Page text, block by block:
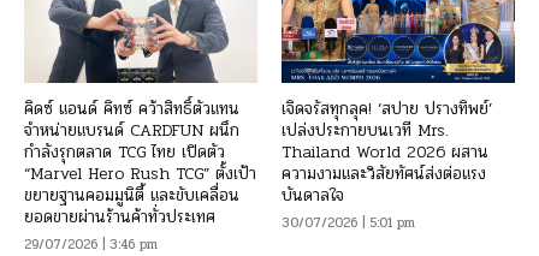
คิดซ์ แอนด์ คิทซ์ คว้าสิทธิ์ตัวแทน
จำหน่ายแบรนด์ CARDFUN ผนึก
กำลังรุกตลาด TCG ไทย เปิดตัว
“Marvel Hero Rush TCG” ตั้งเป้า
ขยายฐานคอมมูนิตี้ และขับเคลื่อน
ยอดขายผ่านร้านค้าทั่วประเทศ
29/07/2026 | 3:46 pm
เจิดจรัสทุกลุค! ‘สปาย ปรางทิพย์’
เปล่งประกายบนเวที Mrs.
Thailand World 2026 ผสาน
ความงามและวิสัยทัศน์ส่งต่อแรง
บันดาลใจ
30/07/2026 | 5:01 pm